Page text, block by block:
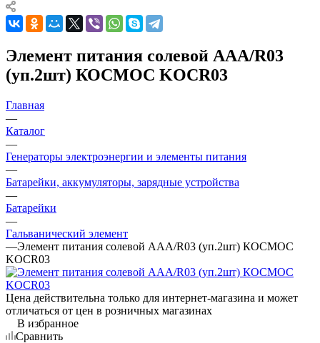
Элемент питания солевой AAA/R03
(уп.2шт) КОСМОС KOCR03
Главная
—
Каталог
—
Генераторы электроэнергии и элементы питания
—
Батарейки, аккумуляторы, зарядные устройства
—
Батарейки
—
Гальванический элемент
—Элемент питания солевой AAA/R03 (уп.2шт) КОСМОС
KOCR03
Цена действительна только для интернет-магазина и может
отличаться от цен в розничных магазинах
В избранное
Сравнить